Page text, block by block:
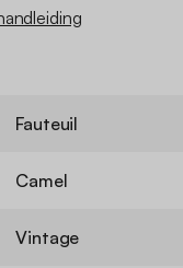
Fauteuil
Camel
Vintage